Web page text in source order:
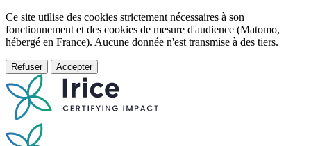
Ce site utilise des cookies strictement nécessaires à son
fonctionnement et des cookies de mesure d'audience (Matomo,
hébergé en France). Aucune donnée n'est transmise à des tiers.
Refuser Accepter